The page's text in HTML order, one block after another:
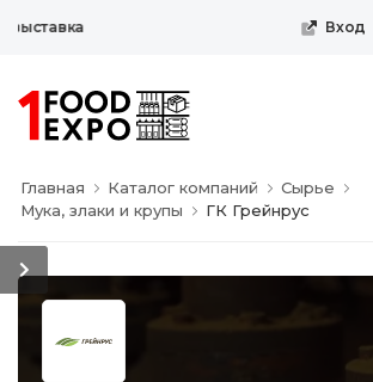
Вход
Главная Каталог компаний
Сырье
Мука, злаки и крупы
ГК Грейнрус